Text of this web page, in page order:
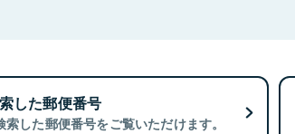
した郵便番号
索した郵便番号をご覧いただけます。